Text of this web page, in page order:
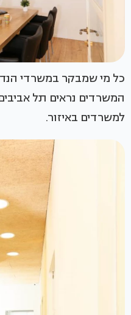
כל מי שמבקר במשרדי
המשרדים נראים תל
למשרדים באיזור.